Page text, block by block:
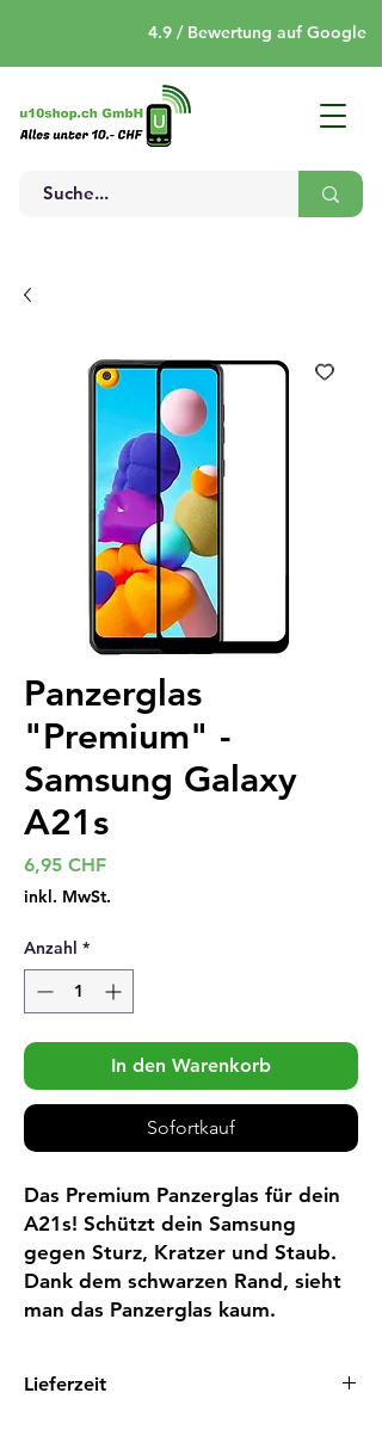
4.9 / Bewertung auf Google
Panzerglas
"Premium" -
Samsung Galaxy
A21s
6,95 CHFPreis
inkl. MwSt.
Anzahl *
In den Warenkorb
Sofortkauf
Das Premium Panzerglas für dein
A21s! Schützt dein Samsung
gegen Sturz, Kratzer und Staub.
Dank dem schwarzen Rand, sieht
man das Panzerglas kaum.
Lieferzeit